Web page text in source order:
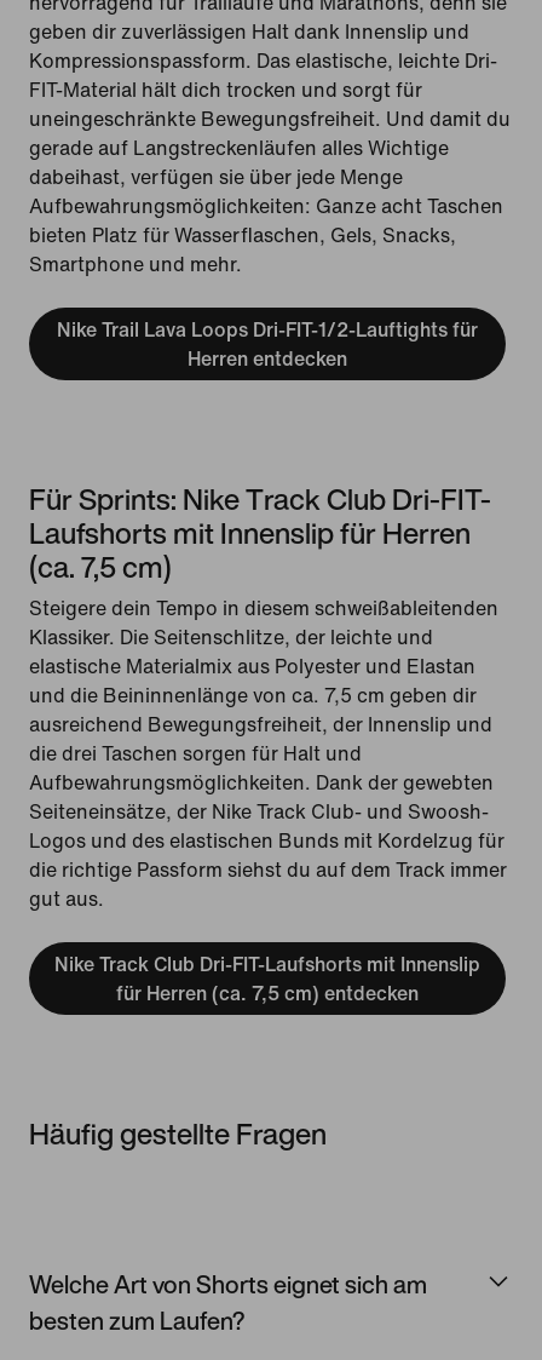
geben dir zuverlässigen Halt dank Innenslip und
Kompressionspassform. Das elastische, leichte Dri-
FIT-Material hält dich trocken und sorgt für
uneingeschränkte Bewegungsfreiheit. Und damit du
gerade auf Langstreckenläufen alles Wichtige
dabeihast, verfügen sie über jede Menge
Aufbewahrungsmöglichkeiten: Ganze acht Taschen
bieten Platz für Wasserflaschen, Gels, Snacks,
Smartphone und mehr.
Nike Trail Lava Loops Dri-FIT-1/2-Lauftights für
Herren entdecken
Für Sprints: Nike Track Club Dri-FIT-
Laufshorts mit Innenslip für Herren
(ca. 7,5 cm)
Steigere dein Tempo in diesem schweißableitenden
Klassiker. Die Seitenschlitze, der leichte und
elastische Materialmix aus Polyester und Elastan
und die Beininnenlänge von ca. 7,5 cm geben dir
ausreichend Bewegungsfreiheit, der Innenslip und
die drei Taschen sorgen für Halt und
Aufbewahrungsmöglichkeiten. Dank der gewebten
Seiteneinsätze, der Nike Track Club- und Swoosh-
Logos und des elastischen Bunds mit Kordelzug für
die richtige Passform siehst du auf dem Track immer
gut aus.
Nike Track Club Dri-FIT-Laufshorts mit Innenslip
für Herren (ca. 7,5 cm) entdecken
Häufig gestellte Fragen
Welche Art von Shorts eignet sich am
besten zum Laufen?